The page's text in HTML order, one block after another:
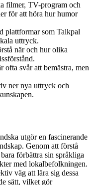
filmer, TV-program och
för att höra hur humor
plattformar som Talkpal
uttryck.
när och hur olika
ofta svår att bemästra, men
ner nya uttryck och
utgör en fascinerande
Genom att förstå
förbättra sin språkliga
med lokalbefolkningen.
väg att lära sig dessa
sätt, vilket gör